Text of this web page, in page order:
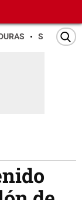
SAN PEDRO